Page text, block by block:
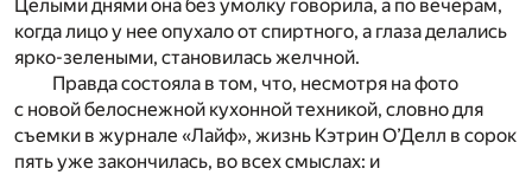
Целыми днями она без умолку говорила, а по вечерам,
когда лицо у нее опухало от спиртного, а глаза делались
ярко-зелеными, становилась желчной.
Правда состояла в том, что, несмотря на фото
с новой белоснежной кухонной техникой, словно для
съемки в журнале «Лайф», жизнь Кэтрин О’Делл в сорок
пять уже закончилась, во всех смыслах: и